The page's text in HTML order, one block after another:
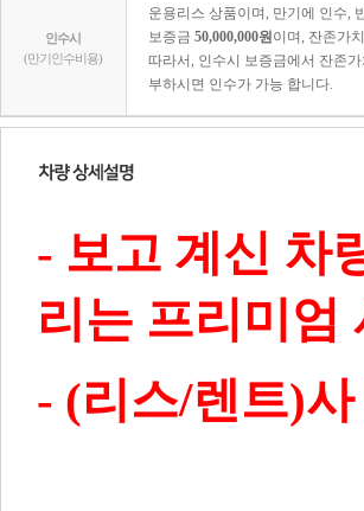
인수시
(만기인수비용)
운용리스 상품이며, 만기에 인수,
보증금 50,000,000원이며, 잔존가치
따라서, 인수시 보증금에서 잔존
부하시면 인수가 가능 합니다.
- 보고 계신 차
리는 프리미엄